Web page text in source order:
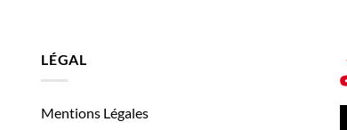
LÉGAL
Mentions Légales